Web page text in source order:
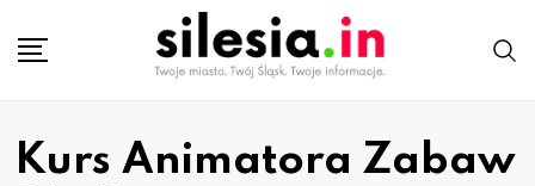
Kurs Animatora Zabaw